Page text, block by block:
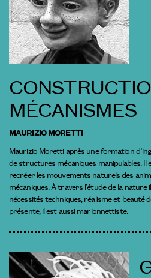
MÉCANISMES
MAURIZIO MORETTI
Maurizio Moretti après une formation
de structures mécaniques manipulables. Il
recréer les mouvements naturels des
mécaniques. À travers l’étude de la
nécessités techniques, réalisme et beauté
présente, il est aussi marionnettiste.